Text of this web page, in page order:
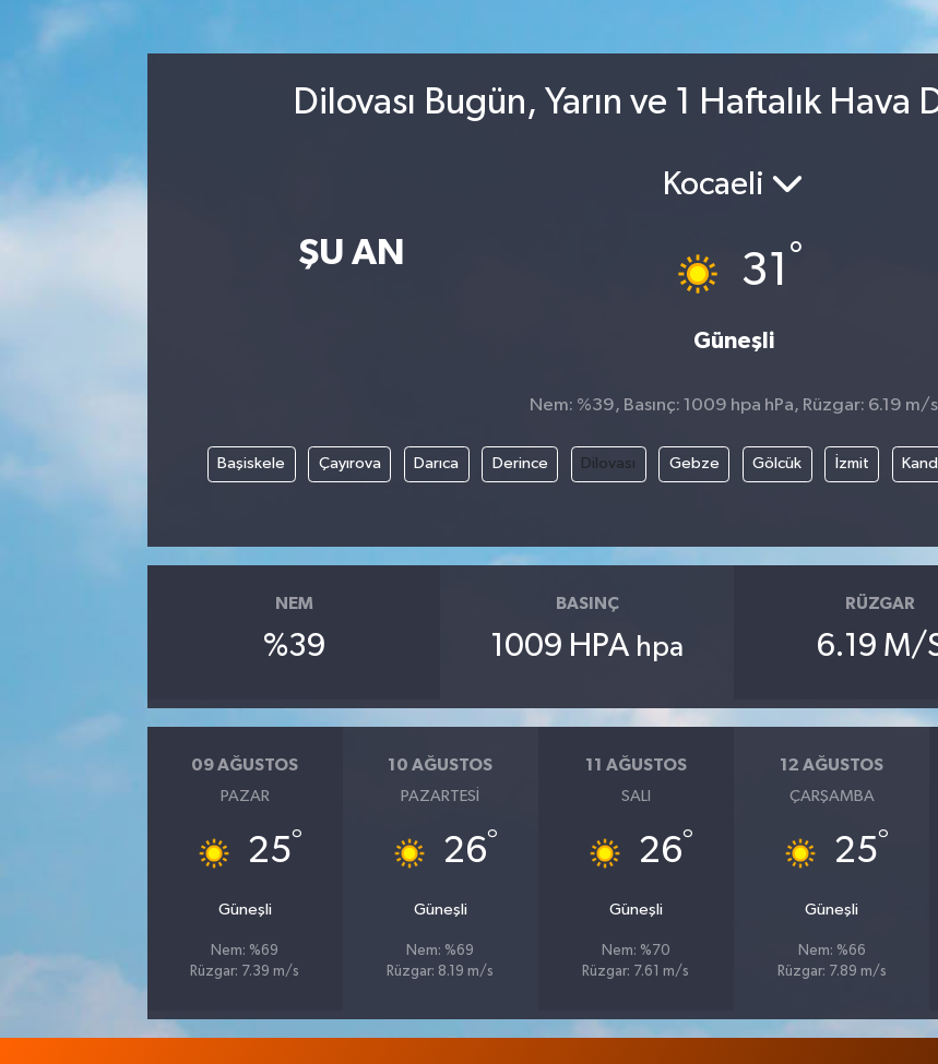
Dilovası Bugün, Yarın ve 1 Haftalık Hava
ŞU AN
Kocaeli
31 °
Güneşli
Nem: %39, Basınç: 1009 hpa hPa, Rüzgar: 6.19 m/s
Başiskele Çayırova Darıca Derince Dilovası Gebze Gölcük İzmit
NEM
%39
BASINÇ
1009 HPA hpa
RÜZGAR
6.19 M/
09 AĞUSTOS
PAZAR
25°
Güneşli
Nem: %69
Rüzgar: 7.39 m/s
10 AĞUSTOS
PAZARTESI
26°
Güneşli
Nem: %69
Rüzgar: 8.19 m/s
11 AĞUSTOS
SALI
26°
Güneşli
Nem: %70
Rüzgar: 7.61 m/s
12 AĞUSTOS
ÇARŞAMBA
25°
Güneşli
Nem: %66
Rüzgar: 7.89 m/s
Spor